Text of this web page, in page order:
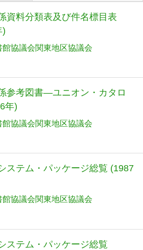
資料分類表及び件名標目表
)
館協議会関東地区協議会
参考図書―ユニオン・カタロ
年)
館協議会関東地区協議会
ステム・パッケージ総覧 (1987
館協議会関東地区協議会
ステム・パッケージ総覧